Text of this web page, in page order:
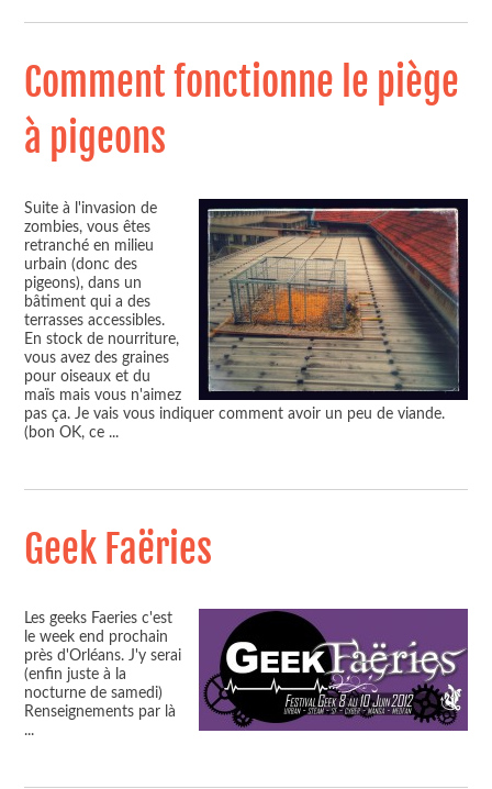
Comment fonctionne le piège
à pigeons
Suite à l'invasion de
zombies, vous êtes
retranché en milieu
urbain (donc des
pigeons), dans un
bâtiment qui a des
terrasses accessibles.
En stock de nourriture,
vous avez des graines
pour oiseaux et du
maïs mais vous n'aimez
pas ça. Je vais vous indiquer comment avoir un peu de viande.
(bon OK, ce ...
Geek Faëries
Les geeks Faeries c'est
le week end prochain
près d'Orléans. J'y serai
(enfin juste à la
nocturne de samedi)
Renseignements par là
...